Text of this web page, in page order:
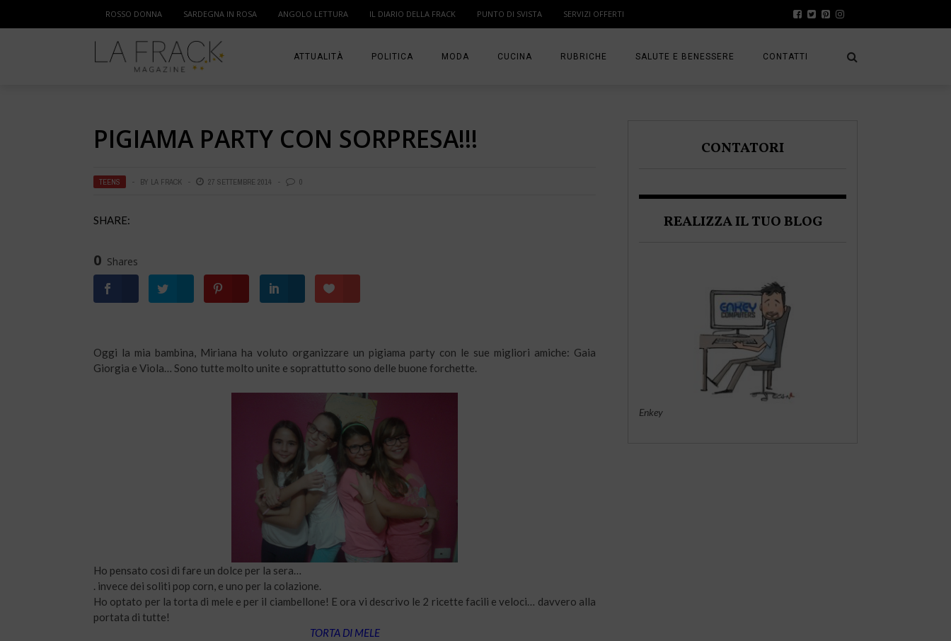
ROSSO DONNA SARDEGNA IN ROSA ANGOLO LETTURA IL DIARIO DELLA FRACK PUNTO DI SVISTA SERVIZI OFFERTI
ATTUALITÀ
MAMMA
POLITICA MODA CUCINA RUBRICHE
TI PRESENTO UNA BLOGGER
SALUTE E BENESSERE CONTATTI
PIGIAMA PARTY CON SORPRESA!!!
TEENS BY LA FRACK 27 SETTEMBRE 2014 0
SHARE:
0 Shares
Oggi la mia bambina, Miriana ha voluto organizzare un pigiama party con le sue migliori amiche: Gaia
Giorgia e Viola… Sono tutte molto unite e soprattutto sono delle buone forchette.
Ho pensato così di fare un dolce per la sera…
. invece dei soliti pop corn, e uno per la colazione.
Ho optato per la torta di mele e per il ciambellone! E ora vi descrivo le 2 ricette facili e veloci… davvero alla
portata di tutte!
TORTA DI MELE
CONTATORI
REALIZZA IL TUO BLOG
Enkey